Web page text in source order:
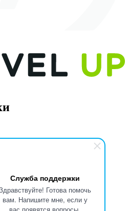
Служба поддержки
Готова помочь
вам. Напишите мне, если у